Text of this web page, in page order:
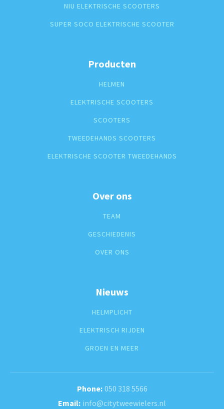
NIU ELEKTRISCHE SCOOTERS
SUPER SOCO ELEKTRISCHE SCOOTER
Producten
HELMEN
ELEKTRISCHE SCOOTERS
SCOOTERS
TWEEDEHANDS SCOOTERS
ELEKTRISCHE SCOOTER TWEEDEHANDS
Over ons
TEAM
GESCHIEDENIS
OVER ONS
Nieuws
HELMPLICHT
ELEKTRISCH RIJDEN
GROEN EN MEER
050 318 5566
info@citytweewielers.nl